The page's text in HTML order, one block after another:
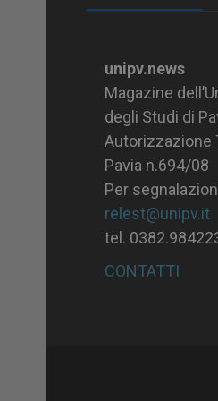
unipv.news
Magazine
degli Studi di
Autorizzazione
Pavia n.694/08
Per
relest@unipv.it
tel.
CONTATTI